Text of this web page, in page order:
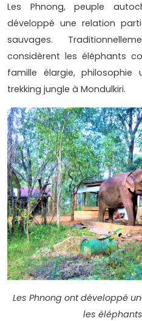
Les Phnong, peuple
développé une relation
sauvages.
considèrent les éléphants
famille élargie, philosophie
trekking jungle à Mondulkiri.
Les Phnong ont développé
les